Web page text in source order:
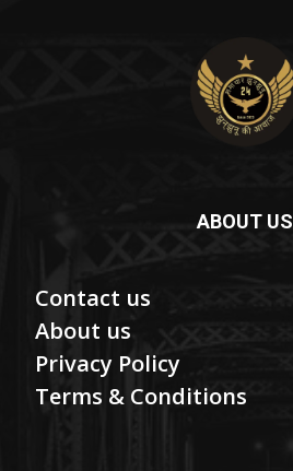
ABOUT US
Contact us
About us
Privacy Policy
Terms & Conditions